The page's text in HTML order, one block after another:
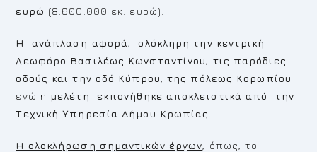
ευρώ (8.600.000 εκ. ευρώ).
Η ανάπλαση αφορά,ολόκληρη την κεντρική
Λεωφόρο Βασιλέως Κωνσταντίνου, τις παρόδιες
οδούς και την οδό Κύπρου,της πόλεως Κορωπίου
ενώ η μελέτη εκπονήθηκε αποκλειστικά από την
Τεχνική Υπηρεσία Δήμου Κρωπίας.
Η ολοκλήρωση σημαντικών έργων, όπως, το